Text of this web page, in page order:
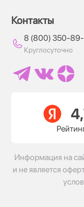
Контакты
8 (800) 350-
Круглосуточно
Информация на
и не является